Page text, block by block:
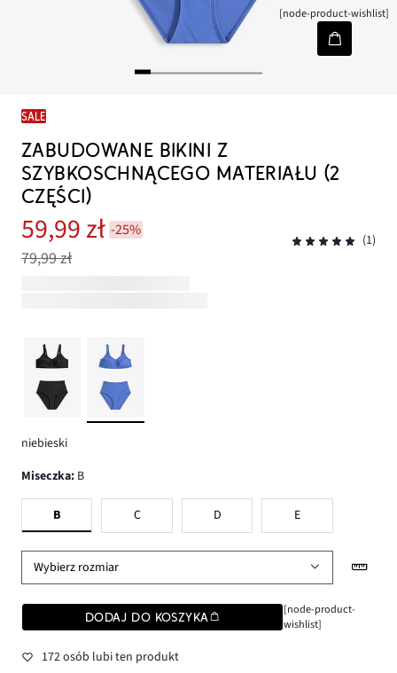
[node-product-wishlist]
SALE
ZABUDOWANE BIKINI Z
SZYBKOSCHNĄCEGO MATERIAŁU (2
CZĘŚCI)
59,99 zł -25%
79,99 zł
(1)
niebieski
Miseczka: B
B C D E
Wybierz rozmiar
DODAJ DO KOSZYKA
[node-product-
wishlist]
172 osób lubi ten produkt